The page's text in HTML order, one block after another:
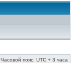
Часовой пояс: UTC + 3 часа